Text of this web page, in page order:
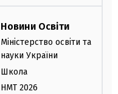
Новини Освіти
Міністерство освіти та
науки України
Школа
НМТ 2026